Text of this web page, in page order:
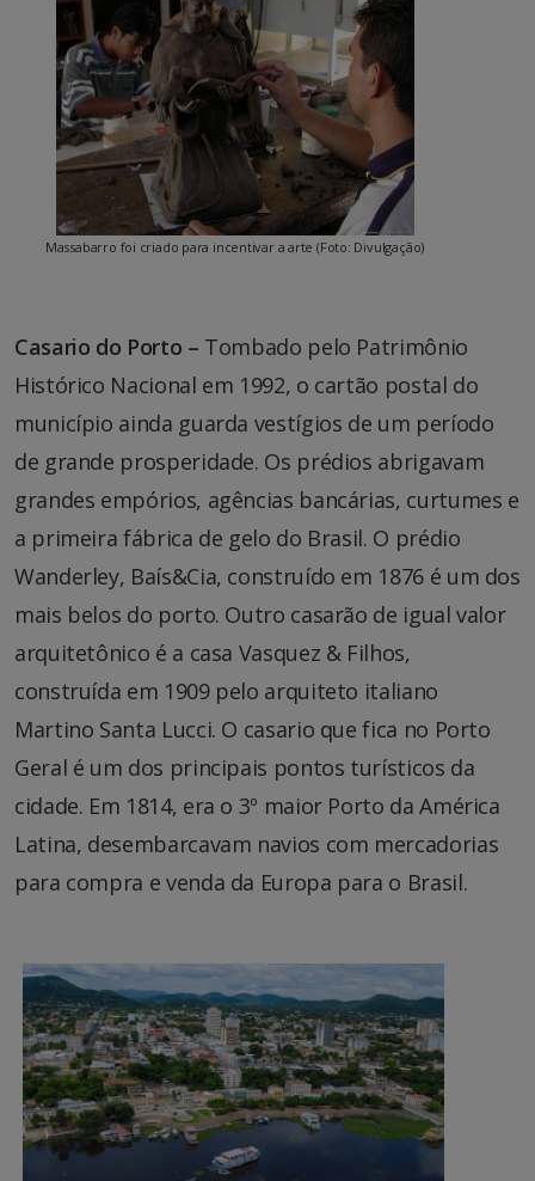
Massabarro foi criado para incentivar a arte (Foto: Divulgação)
Casario do Porto – Tombado pelo Patrimônio
Histórico Nacional em 1992, o cartão postal do
município ainda guarda vestígios de um período
de grande prosperidade. Os prédios abrigavam
grandes empórios, agências bancárias, curtumes e
a primeira fábrica de gelo do Brasil. O prédio
Wanderley, Baís&Cia, construído em 1876 é um dos
mais belos do porto. Outro casarão de igual valor
arquitetônico é a casa Vasquez & Filhos,
construída em 1909 pelo arquiteto italiano
Martino Santa Lucci. O casario que fica no Porto
Geral é um dos principais pontos turísticos da
cidade. Em 1814, era o 3º maior Porto da América
Latina, desembarcavam navios com mercadorias
para compra e venda da Europa para o Brasil.